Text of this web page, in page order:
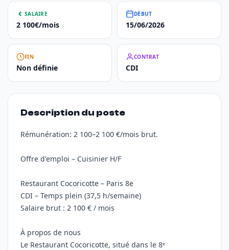
SALAIRE
2 100€/mois
DÉBUT
15/06/2026
FIN
Non définie
CONTRAT
CDI
Description du poste
Rémunération: 2 100–2 100 €/mois brut.
Offre d'emploi – Cuisinier H/F
Restaurant Cocoricotte – Paris 8e
CDI – Temps plein (37,5 h/semaine)
Salaire brut : 2 100 € / mois
À propos de nous
Le Restaurant Cocoricotte, situé dans le 8ᵉ